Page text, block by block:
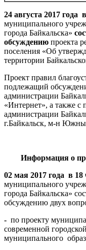
24 августа 2017 года
муниципального
города Байкальска»
обсуждению проекта
поселения «Об
территории
Проект правил
подлежащий
администрации
«Интернет», а также с
администрации
г.Байкальск, м-н
Информация о
02 мая 2017 года в 18
муниципального
города Байкальска»
обсуждению двух
- по проекту
современной
муниципального